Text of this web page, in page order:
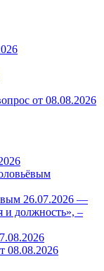
от 08.08.2026
26.07.2026 —
и должность», –
08.08.2026